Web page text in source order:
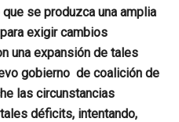
se produzca una amplia
exigir cambios
una expansión de tales
gobierno de coalición de
las circunstancias
déficits, intentando,